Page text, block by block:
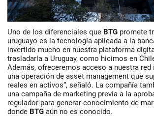
Uno de los diferenciales que BTG promete
uruguayo es la tecnología aplicada a la
invertido mucho en nuestra plataforma
trasladarla a Uruguay, como hicimos en
Además, ofreceremos acceso a nuestra red
una operación de asset management que
reales en activos”, señaló. La compañía
una campaña de marketing previa a la
regulador para generar conocimiento de
donde BTG aún no es conocido.